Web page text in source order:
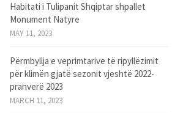
Habitati i Tulipanit Shqiptar shpallet
Monument Natyre
MAY 11, 2023
Përmbyllja e veprimtarive të ripyllëzimit
për klimën gjatë sezonit vjeshtë 2022-
pranverë 2023
MARCH 11, 2023